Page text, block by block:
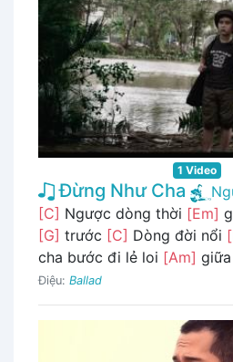
1 Video
Đừng Như Cha
[C] Ngược dòng thời [Em]
[G] trước [C] Dòng đời nổi
cha bước đi lẻ loi [Am]
Điệu: Ballad